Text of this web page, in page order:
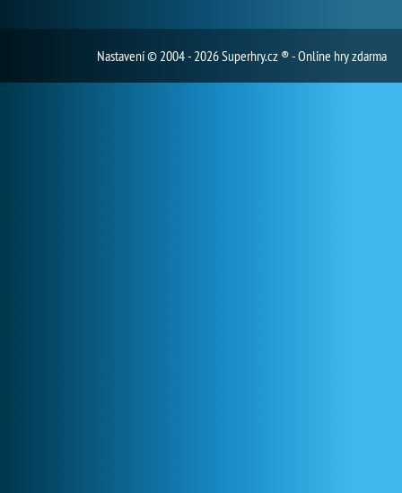
Nastavení© 2004 - 2026 Superhry.cz ® - Online hry zdarma